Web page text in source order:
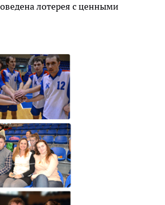
лотерея с ценными